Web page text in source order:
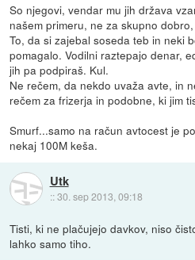
So njegovi, vendar mu jih država
našem primeru, ne za skupno
To, da si zajebal soseda teb in neki
pomagalo. Vodilni raztepajo denar,
jih pa podpiraš. Kul.
Ne rečem, da nekdo uvaža avte, in
rečem za frizerja in podobne, ki jim
Smurf...samo na račun avtocest je
nekaj 100M keša.
Utk
::30. sep 2013, 09:18
Tisti, ki ne plačujejo davkov, niso
lahko samo tiho.